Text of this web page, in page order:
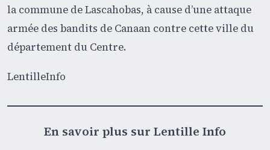
la commune de Lascahobas, à cause d’une attaque
armée des bandits de Canaan contre cette ville du
département du Centre.
LentilleInfo
En savoir plus sur Lentille Info